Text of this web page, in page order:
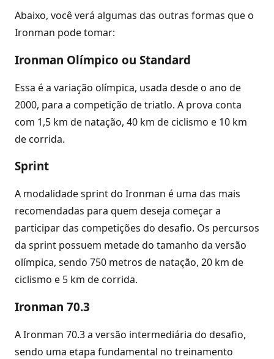
Abaixo, você verá algumas das outras formas que o
Ironman pode tomar:
Ironman Olímpico ou Standard
Essa é a variação olímpica, usada desde o ano de
2000, para a competição de triatlo. A prova conta
com 1,5 km de natação, 40 km de ciclismo e 10 km
de corrida.
Sprint
A modalidade sprint do Ironman é uma das mais
recomendadas para quem deseja começar a
participar das competições do desafio. Os percursos
da sprint possuem metade do tamanho da versão
olímpica, sendo 750 metros de natação, 20 km de
ciclismo e 5 km de corrida.
Ironman 70.3
A Ironman 70.3 a versão intermediária do desafio,
sendo uma etapa fundamental no treinamento